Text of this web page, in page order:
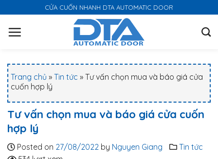
k
CỬA CUỐN NHANH DTA AUTOMATIC DOOR
Trang chủ » Tin tức » Tư vấn chọn mua và báo giá cửa
cuốn hợp lý
Tư vấn chọn mua và báo giá cửa cuốn
hợp lý
Posted on 27/08/2022 by Nguyen Giang
Tin tức